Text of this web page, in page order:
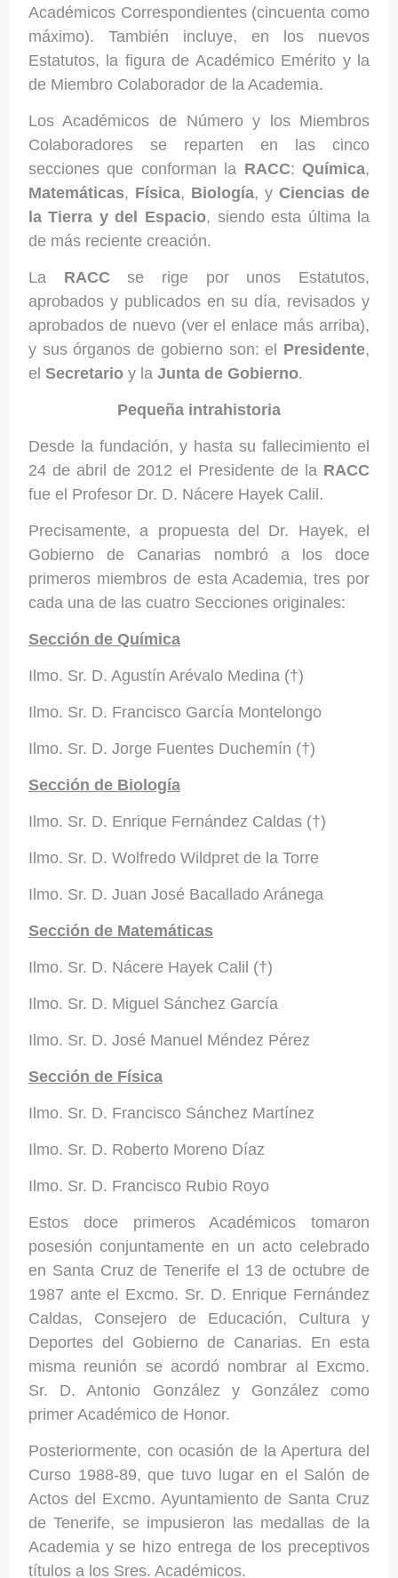
Académicos Correspondientes (cincuenta como
máximo). También incluye, en los nuevos
Estatutos, la figura de Académico Emérito y la
de Miembro Colaborador de la Academia.
Los Académicos de Número y los Miembros
Colaboradores se reparten en las cinco
secciones que conforman la RACC:Química,
Matemáticas, Física, Biología, yCiencias de
la Tierra y del Espacio, siendo esta última la
de más reciente creación.
La RACC se rige por unos Estatutos,
aprobados y publicados en su día, revisados y
aprobados de nuevo (ver el enlace más arriba),
y sus órganos de gobierno son: el Presidente,
el Secretarioy la Junta de Gobierno.
Pequeña intrahistoria
Desde la fundación, y hasta su fallecimiento el
24 de abril de 2012 el Presidente de la RACC
fue el Profesor Dr. D. Nácere Hayek Calil.
Precisamente, a propuesta del Dr. Hayek, el
Gobierno de Canarias nombró a los doce
primeros miembros de esta Academia, tres por
cada una de las cuatro Secciones originales:
Sección de Química
Ilmo. Sr. D. Agustín Arévalo Medina (†)
Ilmo. Sr. D. Francisco García Montelongo
Ilmo. Sr. D. Jorge Fuentes Duchemín (†)
Sección de Biología
Ilmo. Sr. D. Enrique Fernández Caldas (†)
Ilmo. Sr. D. Wolfredo Wildpret de la Torre
Ilmo. Sr. D. Juan José Bacallado Aránega
Sección de Matemáticas
Ilmo. Sr. D. Nácere Hayek Calil (†)
Ilmo. Sr. D. Miguel Sánchez García
Ilmo. Sr. D. José Manuel Méndez Pérez
Sección de Física
Ilmo. Sr. D. Francisco Sánchez Martínez
Ilmo. Sr. D. Roberto Moreno Díaz
Ilmo. Sr. D. Francisco Rubio Royo
Estos doce primeros Académicos tomaron
posesión conjuntamente en un acto celebrado
en Santa Cruz de Tenerife el 13 de octubre de
1987 ante el Excmo. Sr. D. Enrique Fernández
Caldas, Consejero de Educación, Cultura y
Deportes del Gobierno de Canarias. En esta
misma reunión se acordó nombrar al Excmo.
Sr. D. Antonio González y González como
primer Académico de Honor.
Posteriormente, con ocasión de la Apertura del
Curso 1988-89, que tuvo lugar en el Salón de
Actos del Excmo. Ayuntamiento de Santa Cruz
de Tenerife, se impusieron las medallas de la
Academia y se hizo entrega de los preceptivos
títulos a los Sres. Académicos.